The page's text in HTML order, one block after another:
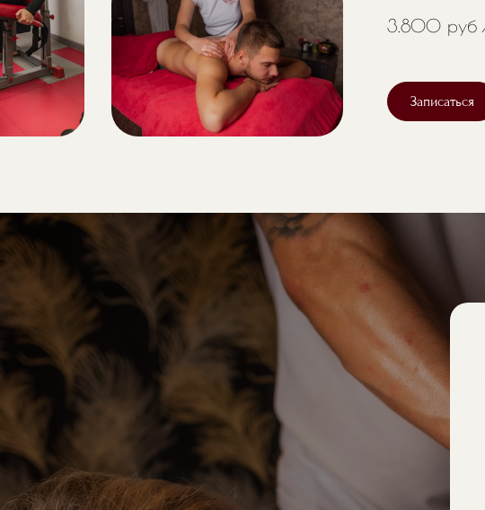
3.800 руб
Записаться